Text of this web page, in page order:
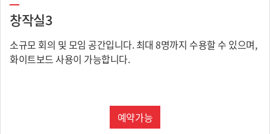
창작실3
소규모 회의 및 모임 공간입니다. 최대 8명까지 수용할 수 있으며,
화이트보드 사용이 가능합니다.
예약가능